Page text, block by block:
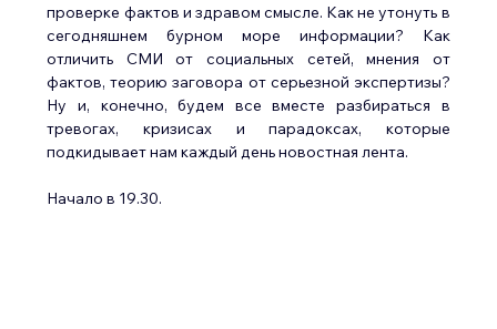
проверке фактов и здравом смысле. Как не утонуть в
сегодняшнем бурном море информации? Как
отличить СМИ от социальных сетей, мнения от
фактов, теорию заговора от серьезной экспертизы?
Ну и, конечно, будем все вместе разбираться в
тревогах, кризисах и парадоксах, которые
подкидывает нам каждый день новостная лента.
Начало в 19.30.